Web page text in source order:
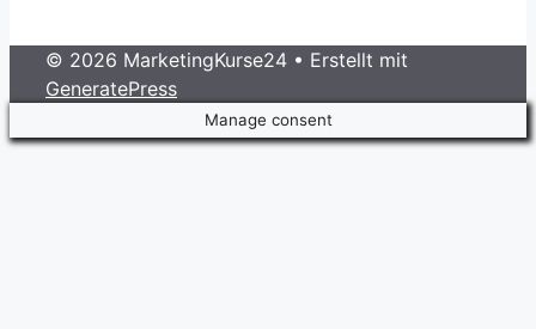
© 2026 MarketingKurse24 • Erstellt mit
GeneratePress
Manage consent